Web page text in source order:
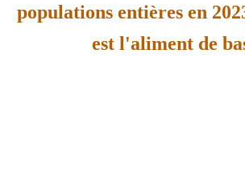
populations entières en
est l'aliment de